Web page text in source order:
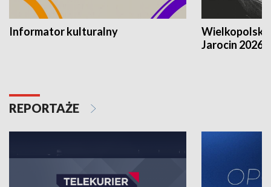
Informator kulturalny
Jarocin 2026
REPORTAŻE